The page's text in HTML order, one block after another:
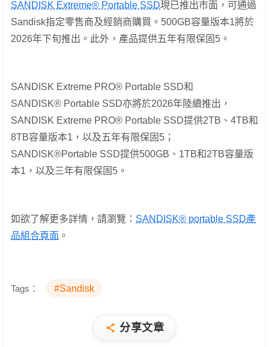
SANDISK Extreme® Portable SSD現已推出市面，可通過
Sandisk指定零售商及經銷商購買。500GB容量版本1將於
2026年下旬推出。此外，產品提供五年有限保固5。
SANDISK Extreme PRO® Portable SSD和
SANDISK® Portable SSD亦將於2026年陸續推出，
SANDISK Extreme PRO® Portable SSD提供2TB、4TB和
8TB容量版本1，以及五年有限保固5；
SANDISK®Portable SSD提供500GB、1TB和2TB容量版
本1，以及三年有限保固5。
如欲了解更多詳情，請瀏覽： SANDISK® portable SSD產
品組合頁面 。
Tags： #Sandisk
分享文章